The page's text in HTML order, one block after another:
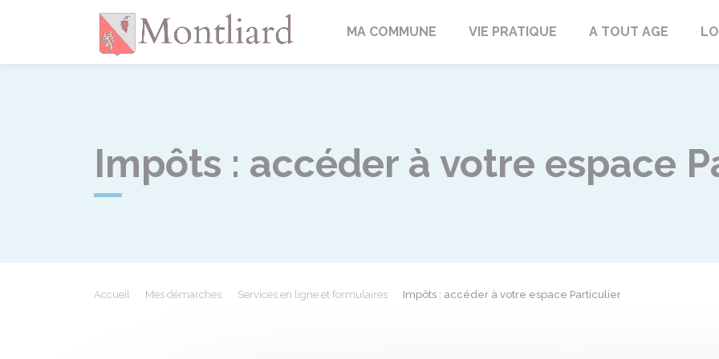
MontliardMA COMMUNE VIE PRATIQUE A TOUT AGE
Impôts : accéder à votre espace
Accueil Mes démarches Services en ligne et formulaires Impôts : accéder à votre espace Particulier